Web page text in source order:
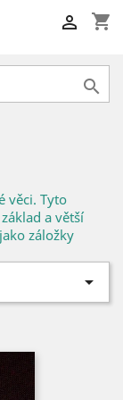
shopping_cart


věci. Tyto
a větší
záložky
